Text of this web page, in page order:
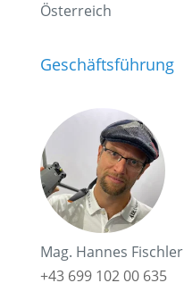
Österreich
Geschäftsführung
Mag. Hannes Fischler
+43 699 102 00 635